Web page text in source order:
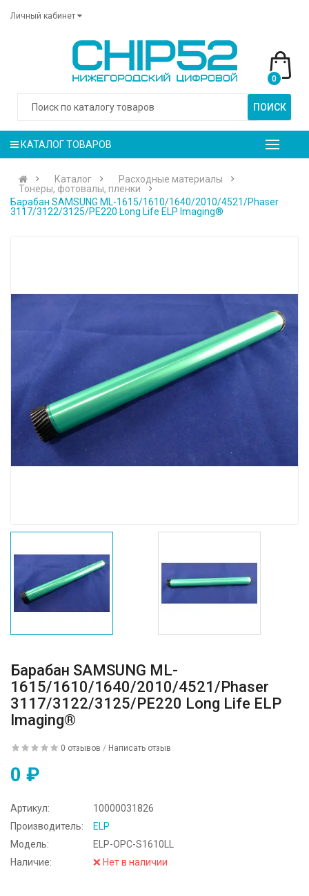
Личный кабинет
ПОИСК
0
КАТАЛОГ ТОВАРОВ
Каталог
Расходные материалы
Тонеры, фотовалы, пленки
Барабан SAMSUNG ML-1615/1610/1640/2010/4521/Phaser
3117/3122/3125/PE220 Long Life ELP Imaging®
Барабан SAMSUNG ML-
1615/1610/1640/2010/4521/Phaser
3117/3122/3125/PE220 Long Life ELP
Imaging®
0 отзывов / Написать отзыв
0 ₽
Артикул:
10000031826
Производитель:
ELP
Модель:
ELP-OPC-S1610LL
Наличие:
❌ Нет в наличии